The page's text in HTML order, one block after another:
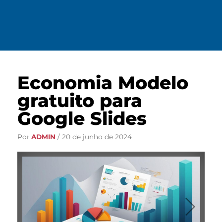
Economia Modelo
gratuito para
Google Slides
Por ADMIN / 20 de junho de 2024